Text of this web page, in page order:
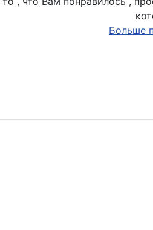
Больше
с букетом